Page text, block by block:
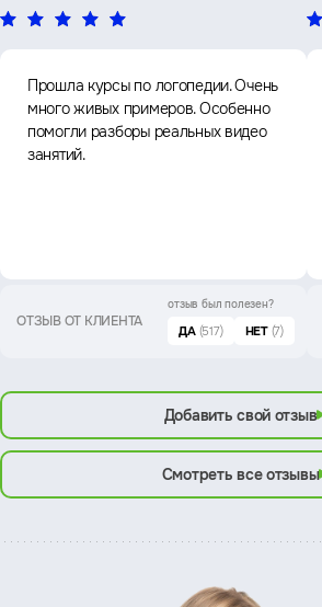
Прошла курсы по логопедии. Очень
много живых примеров. Особенно
помогли разборы реальных видео
занятий.
ОТЗЫВ ОТ КЛИЕНТА
отзыв был полезен?
ДА (517) НЕТ (7)
Добавить свой отзыв
Смотреть все отзывы